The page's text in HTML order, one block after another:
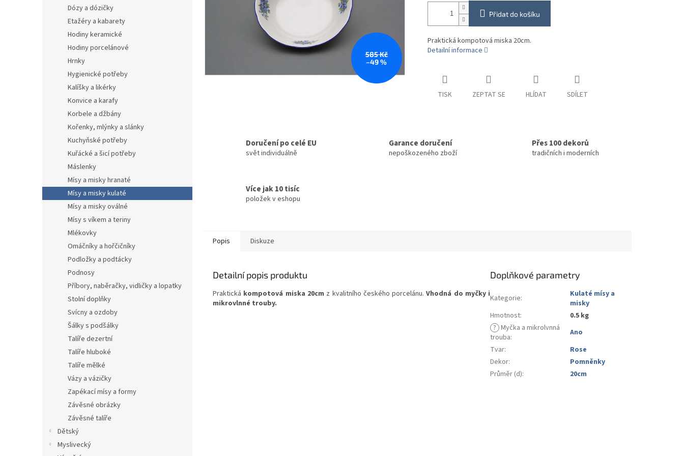
Dózy a dózičky
Etažéry a kabarety
Hodiny keramické
Hodiny porcelánové
Hrnky
Hygienické potřeby
Kalíšky a likérky
Konvice a karafy
Korbele a džbány
Kořenky, mlýnky a slánky
Kuchyňské potřeby
Kuřácké a šicí potřeby
Máslenky
Mísy a misky hranaté
Mísy a misky kulaté
Mísy a misky oválné
Mísy s víkem a teriny
Mlékovky
Omáčníky a hořčičníky
Podložky a podtácky
Podnosy
Příbory, naběračky, vidličky a lopatky
Stolní doplňky
Svícny a ozdoby
Šálky s podšálky
Talíře dezertní
Talíře hluboké
Talíře mělké
Vázy a vázičky
Zapékací mísy a formy
Závěsné obrázky
Závěsné talíře
Dětský
Myslivecký
585 Kč
–49 %
Přidat do košíku
Praktická kompotová miska 20cm.
Detailní informace
TISK ZEPTAT SE HLÍDAT SDÍLET
Doručení po celé EU
svět individuálně
Garance doručení
nepoškozeného zboží
Přes 100 dekorů
tradičních i moderních
Více jak 10 tisíc
položek v eshopu
Popis Diskuze
Detailní popis produktu
Praktická kompotová miska 20cm z kvalitního českého porcelánu.Vhodná do myčky i
mikrovlnné trouby.
Doplňkové parametry
Kategorie:
Kulaté mísy a
misky
Hmotnost:
0.5 kg
? Myčka a mikrolvnná
trouba:
Ano
Tvar:
Rose
Dekor:
Pomněnky
Průměr (d): 20cm